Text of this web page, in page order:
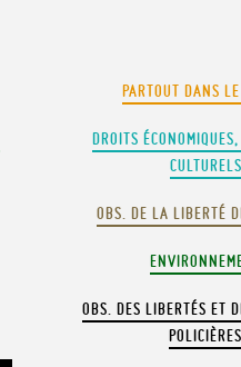
PARTOUT DANS
DROITS
CULTURELS
OBS. DE LA LIBERTÉ
OBS. DES LIBERTÉS ET
POLICIÈRES